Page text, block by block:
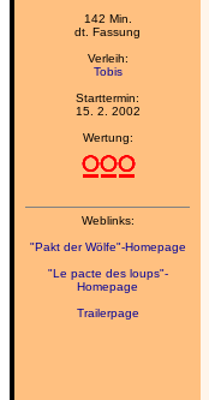
142 Min.
dt. Fassung
Verleih:
Tobis
Starttermin:
15. 2. 2002
Wertung:
Weblinks:
"Pakt der Wölfe"-Homepage
"Le pacte des loups"-
Homepage
Trailerpage